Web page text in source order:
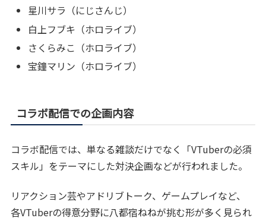
星川サラ（にじさんじ）
白上フブキ（ホロライブ）
さくらみこ（ホロライブ）
宝鐘マリン（ホロライブ）
コラボ配信での企画内容
コラボ配信では、単なる雑談だけでなく「VTuberの必須
スキル」をテーマにした対決企画などが行われました。
リアクション芸やアドリブトーク、ゲームプレイなど、
各VTuberの得意分野に八都宿ねねが挑む形が多く見られ